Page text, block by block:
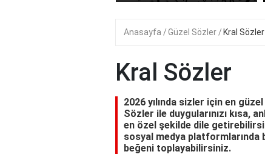
Anasayfa Güzel Sözler Kral Sözler
Kral Sözler
2026 yılında sizler için en
Sözler ile duygularınızı kısa,
en özel şekilde dile
sosyal medya
beğeni toplayabilirsiniz.